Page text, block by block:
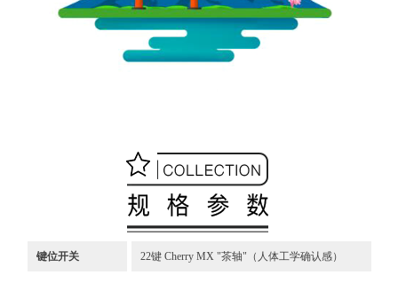
键位开关 22键 Cherry MX "茶轴"（人体工学确认感）